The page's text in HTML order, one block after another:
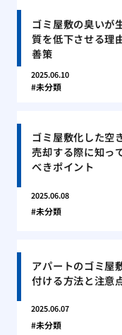
ゴミ屋敷の臭いが
質を低下させる理
善策
2025.06.10
未分類
ゴミ屋敷化した空
売却する際に知っ
べきポイント
2025.06.08
未分類
アパートのゴミ屋
付ける方法と注意
2025.06.07
未分類